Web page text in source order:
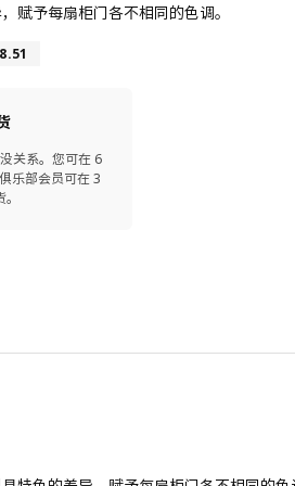
赋予每扇柜门各不相同的色调。
关系。您可在 6
乐部会员可在 3